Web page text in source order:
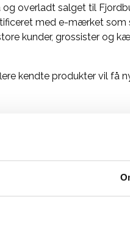
overladt salget til
med e-mærket som
kunder, grossister og
kendte produkter vil få